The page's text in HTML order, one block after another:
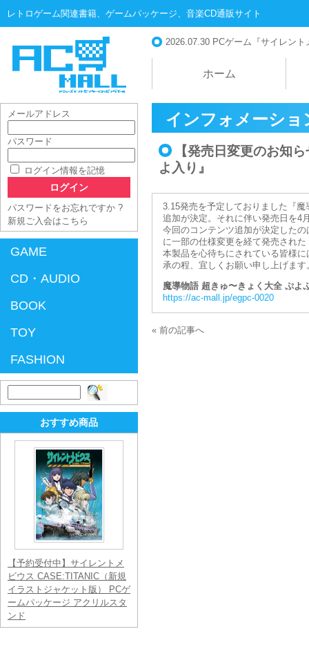
レトロゲーム関連書籍、ゲームパッケージ、音楽CD通販サイト
AC-MALL
2026.07.30 PCゲーム『サイレン
ホーム
インフォメーショ
【発売日変更のお知
よ入り』
3.15発売を予定しておりました『
追加が決定。それに伴い発売日を4
今回のコンテンツ追加が決定した
に一部の仕様変更を経て発売され
本製品を心待ちにされている皆様
承の程、宜しくお願い申し上げま
魔導物語 超きゅ〜きょく大全 ぷ
https://ac-mall.jp/egpc-0020
« 前の記事へ
メールアドレス
パスワード
ログイン情報を記憶
パスワードをお忘れですか ?
新規ご入会はこちら
GAME
CD・AUDIO
BOOK
TOY
FASHION
索:
おすすめ商品
【予約受付中】サイレントメ
ビウス CASE:TITANIC（新規
イラストジャケット版） PCゲ
ームパッケージ アクリルスタ
ンド